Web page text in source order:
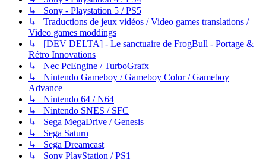
↳ Sony - Playstation 5 / PS5
↳ Traductions de jeux vidéos / Video games translations /
Video games moddings
↳ [DEV DELTA] - Le sanctuaire de FrogBull - Portage &
Rétro Innovations
↳ Nec PcEngine / TurboGrafx
↳ Nintendo Gameboy / Gameboy Color / Gameboy
Advance
↳ Nintendo 64 / N64
↳ Nintendo SNES / SFC
↳ Sega MegaDrive / Genesis
↳ Sega Saturn
↳ Sega Dreamcast
↳ Sony PlayStation / PS1